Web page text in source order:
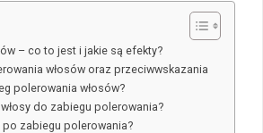
– co to jest i jakie są efekty?
włosów oraz przeciwwskazania
polerowania włosów?
do zabiegu polerowania?
po zabiegu polerowania?